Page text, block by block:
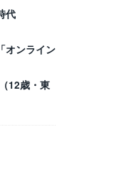
代
オンライン
12歳・東